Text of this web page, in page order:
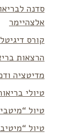
סדנה
אלצהיימר
קורס
הרצאות
מדיטציה
טיולי
טיול
טיול